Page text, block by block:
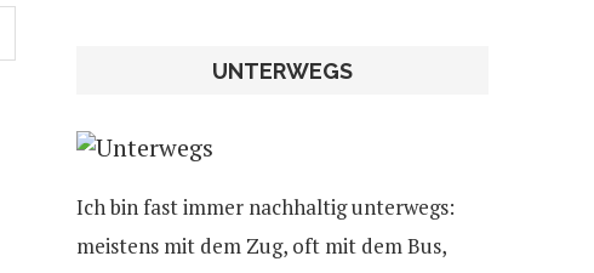
UNTERWEGS
Ich bin fast immer nachhaltig unterwegs:
meistens mit dem Zug, oft mit dem Bus,